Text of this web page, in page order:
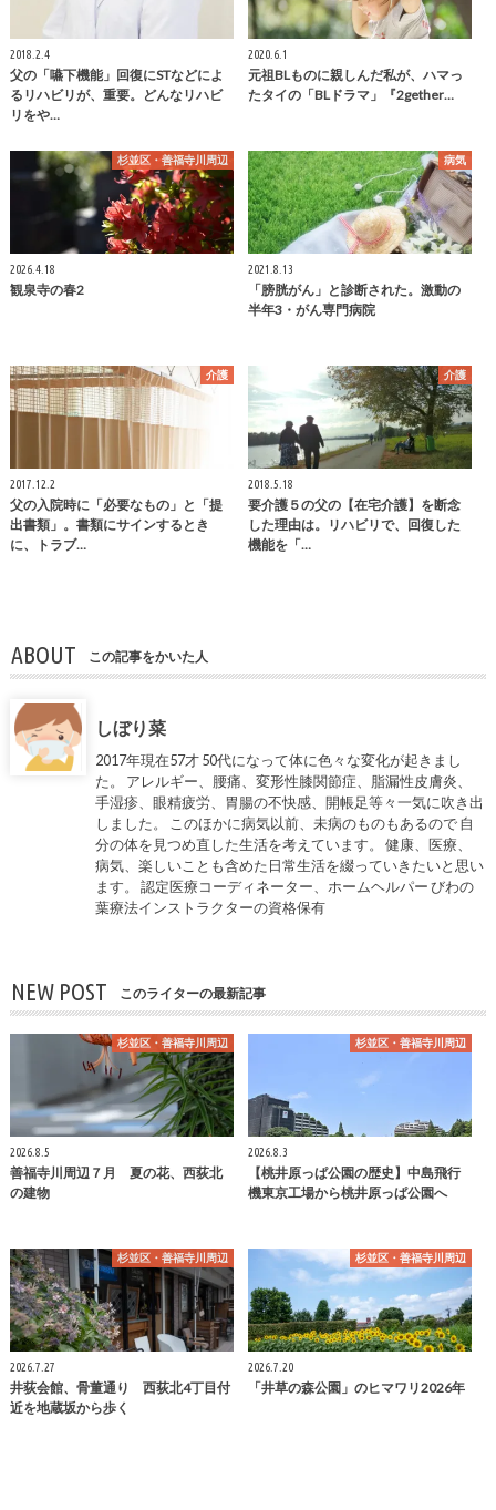
2018.2.4
父の「嚥下機能」回復にSTなどによ
るリハビリが、重要。どんなリハビ
リをや…
2020.6.1
元祖BLものに親しんだ私が、ハマっ
たタイの「BLドラマ」『2gether…
杉並区・善福寺川周辺
2026.4.18
観泉寺の春2
病気
2021.8.13
「膀胱がん」と診断された。激動の
半年3・がん専門病院
介護
2017.12.2
父の入院時に「必要なもの」と「提
出書類」。書類にサインするとき
に、トラブ…
介護
2018.5.18
要介護５の父の【在宅介護】を断念
した理由は。リハビリで、回復した
機能を「…
ABOUT この記事をかいた人
しぼり菜
2017年現在57才 50代になって体に色々な変化が起きまし
た。 アレルギー、腰痛、変形性膝関節症、脂漏性皮膚炎、
手湿疹、眼精疲労、胃腸の不快感、開帳足等々一気に吹き出
しました。 このほかに病気以前、未病のものもあるので 自
分の体を見つめ直した生活を考えています。 健康、医療、
病気、楽しいことも含めた日常生活を綴っていきたいと思い
ます。 認定医療コーディネーター、ホームヘルパー びわの
葉療法インストラクターの資格保有
NEW POST このライターの最新記事
杉並区・善福寺川周辺
2026.8.5
善福寺川周辺７月 夏の花、西荻北
の建物
杉並区・善福寺川周辺
2026.8.3
【桃井原っぱ公園の歴史】中島飛行
機東京工場から桃井原っぱ公園へ
杉並区・善福寺川周辺
2026.7.27
井荻会館、骨董通り 西荻北4丁目付
近を地蔵坂から歩く
杉並区・善福寺川周辺
2026.7.20
「井草の森公園」のヒマワリ2026年